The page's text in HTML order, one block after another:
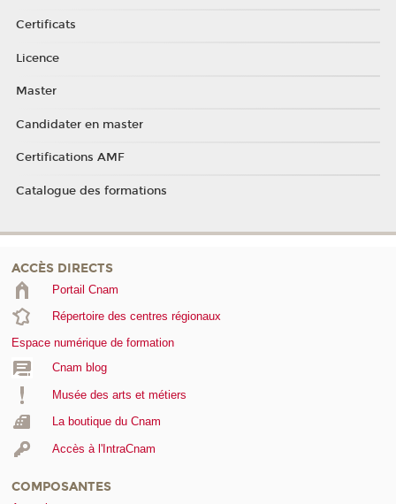
Certificats
Licence
Master
Candidater en master
Certifications AMF
Catalogue des formations
ACCÈS DIRECTS
Portail Cnam
Répertoire des centres régionaux
Espace numérique de formation
Cnam blog
Musée des arts et métiers
La boutique du Cnam
Accès à l'IntraCnam
COMPOSANTES